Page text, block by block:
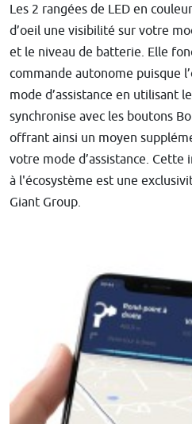
Les 2 rangées de LED en
d’oeil une visibilité sur votre
et le niveau de batterie. Elle
commande autonome puisque
mode d’assistance en utilisant
synchronise avec les boutons
offrant ainsi un moyen
votre mode d’assistance.
à l'écosystème est une
Giant Group.